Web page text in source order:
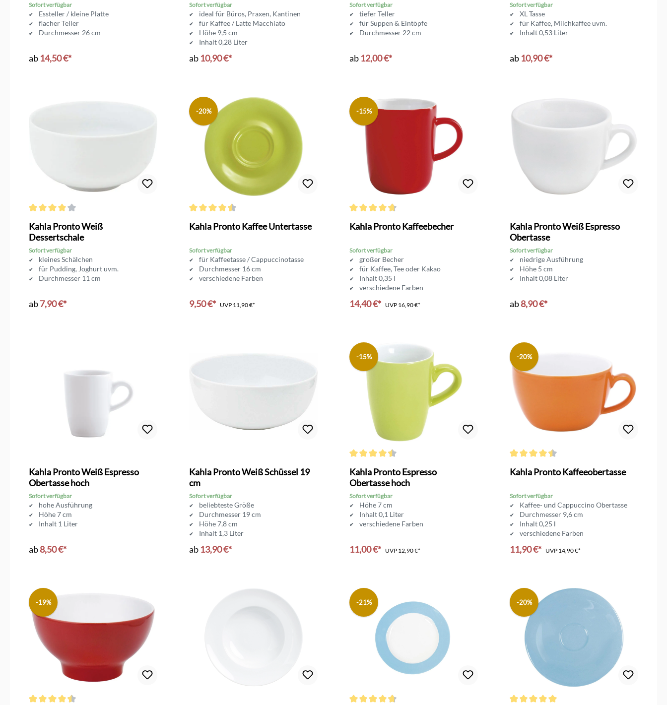
Sofort verfügbar
Essteller / kleine Platte
flacher Teller
Durchmesser 26 cm
ab 14,50 €*
Sofort verfügbar
ideal für Büros, Praxen, Kantinen
für Kaffee / Latte Macchiato
Höhe 9,5 cm
Inhalt 0,28 Liter
ab 10,90 €*
Sofort verfügbar
tiefer Teller
für Suppen & Eintöpfe
Durchmesser 22 cm
ab 12,00 €*
Sofort verfügbar
XL Tasse
für Kaffee, Milchkaffee uvm.
Inhalt 0,53 Liter
ab 10,90 €*
Kahla Pronto Weiß
Dessertschale
Sofort verfügbar
kleines Schälchen
für Pudding, Joghurt uvm.
Durchmesser 11 cm
ab7,90 €*
-20%
Kahla Pronto Kaffee Untertasse
Sofort verfügbar
für Kaffeetasse / Cappuccinotasse
Durchmesser 16 cm
verschiedene Farben
9,50 €* UVP 11,90 €*
-15%
Kahla Pronto Kaffeebecher
Sofort verfügbar
großer Becher
für Kaffee, Tee oder Kakao
Inhalt 0,35 l
verschiedene Farben
14,40 €* UVP 16,90 €*
Kahla Pronto Weiß Espresso
Obertasse
Sofort verfügbar
niedrige Ausführung
Höhe 5 cm
Inhalt 0,08 Liter
ab8,90 €*
Kahla Pronto Weiß Espresso
Obertasse hoch
Sofort verfügbar
hohe Ausführung
Höhe 7 cm
Inhalt 1 Liter
ab8,50 €*
Kahla Pronto Weiß Schüssel 19
cm
Sofort verfügbar
beliebteste Größe
Durchmesser 19 cm
Höhe 7,8 cm
Inhalt 1,3 Liter
ab 13,90 €*
-15%
Kahla Pronto Espresso
Obertasse hoch
Sofort verfügbar
Höhe 7 cm
Inhalt 0,1 Liter
verschiedene Farben
11,00 €* UVP 12,90 €*
-20%
Kahla Pronto Kaffeeobertasse
Sofort verfügbar
Kaffee- und Cappuccino Obertasse
Durchmesser 9,6 cm
Inhalt 0,25 l
verschiedene Farben
11,90 €* UVP 14,90 €*
-19% -21% -20%